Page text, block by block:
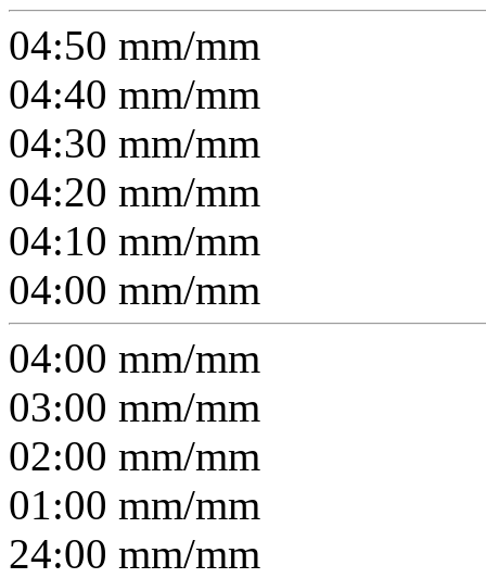
04:50 mm/mm
04:40 mm/mm
04:30 mm/mm
04:20 mm/mm
04:10 mm/mm
04:00 mm/mm
04:00 mm/mm
03:00 mm/mm
02:00 mm/mm
01:00 mm/mm
24:00 mm/mm